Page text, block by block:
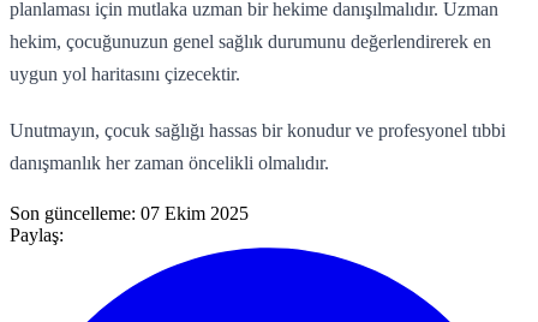
planlaması için mutlaka uzman bir hekime danışılmalıdır. Uzman
hekim, çocuğunuzun genel sağlık durumunu değerlendirerek en
uygun yol haritasını çizecektir.
Unutmayın, çocuk sağlığı hassas bir konudur ve profesyonel tıbbi
danışmanlık her zaman öncelikli olmalıdır.
Son güncelleme: 07 Ekim 2025
Paylaş: